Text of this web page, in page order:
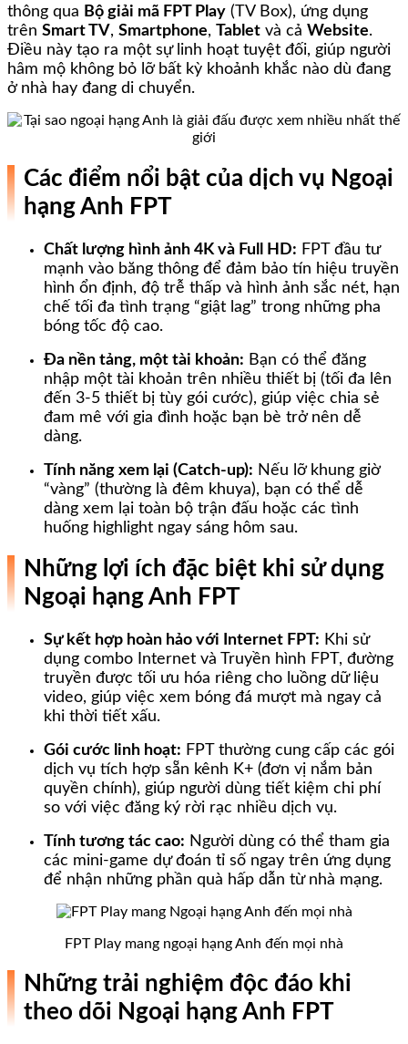
thông qua Bộ giải mã FPT Play (TV Box), ứng dụng
trên Smart TV, Smartphone, Tablet và cả Website.
Điều này tạo ra một sự linh hoạt tuyệt đối, giúp người
hâm mộ không bỏ lỡ bất kỳ khoảnh khắc nào dù đang
ở nhà hay đang di chuyển.
Các điểm nổi bật của dịch vụ Ngoại
hạng Anh FPT
Chất lượng hình ảnh 4K và Full HD: FPT đầu tư
mạnh vào băng thông để đảm bảo tín hiệu truyền
hình ổn định, độ trễ thấp và hình ảnh sắc nét, hạn
chế tối đa tình trạng “giật lag” trong những pha
bóng tốc độ cao.
Đa nền tảng, một tài khoản: Bạn có thể đăng
nhập một tài khoản trên nhiều thiết bị (tối đa lên
đến 3-5 thiết bị tùy gói cước), giúp việc chia sẻ
đam mê với gia đình hoặc bạn bè trở nên dễ
dàng.
Tính năng xem lại (Catch-up): Nếu lỡ khung giờ
“vàng” (thường là đêm khuya), bạn có thể dễ
dàng xem lại toàn bộ trận đấu hoặc các tình
huống highlight ngay sáng hôm sau.
Những lợi ích đặc biệt khi sử dụng
Ngoại hạng Anh FPT
Sự kết hợp hoàn hảo với Internet FPT: Khi sử
dụng combo Internet và Truyền hình FPT, đường
truyền được tối ưu hóa riêng cho luồng dữ liệu
video, giúp việc xem bóng đá mượt mà ngay cả
khi thời tiết xấu.
Gói cước linh hoạt: FPT thường cung cấp các gói
dịch vụ tích hợp sẵn kênh K+ (đơn vị nắm bản
quyền chính), giúp người dùng tiết kiệm chi phí
so với việc đăng ký rời rạc nhiều dịch vụ.
Tính tương tác cao: Người dùng có thể tham gia
các mini-game dự đoán tỉ số ngay trên ứng dụng
để nhận những phần quà hấp dẫn từ nhà mạng.
FPT Play mang ngoại hạng Anh đến mọi nhà
Những trải nghiệm độc đáo khi
theo dõi Ngoại hạng Anh FPT